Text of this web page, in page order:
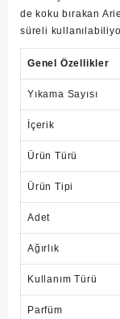
de koku bırakan
süreli
Genel Özellikler
Yıkama Sayısı
İçerik
Ürün Türü
Ürün Tipi
Adet
Ağırlık
Kullanım Türü
Parfüm